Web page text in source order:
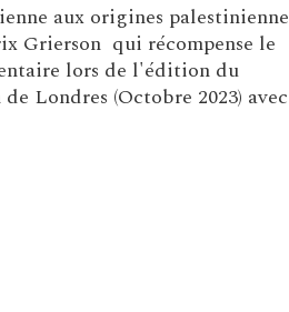
aux origines palestinienne
Grierson qui récompense le
lors de l'édition du
Londres (Octobre 2023) avec